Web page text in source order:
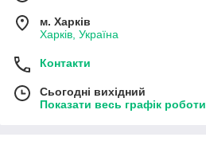
м. Харків
Харків, Україна
Контакти
Сьогодні вихідний
Показати весь графік роботи